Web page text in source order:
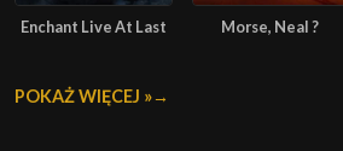
Enchant Live At Last Morse, Neal ?
POKAŻ WIĘCEJ »